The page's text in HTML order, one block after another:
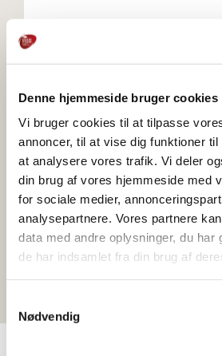
Denne hjemmeside bruger cookies
Vi bruger cookies til at tilpasse
annoncer, til at vise dig funktioner
at analysere vores trafik. Vi deler
din brug af vores hjemmeside med
for sociale medier,
analysepartnere. Vores partnere
data med andre oplysninger, du har
de har indsamlet fra din brug af
Nødvendig
Zum Webshop
Zum Webshop gehen